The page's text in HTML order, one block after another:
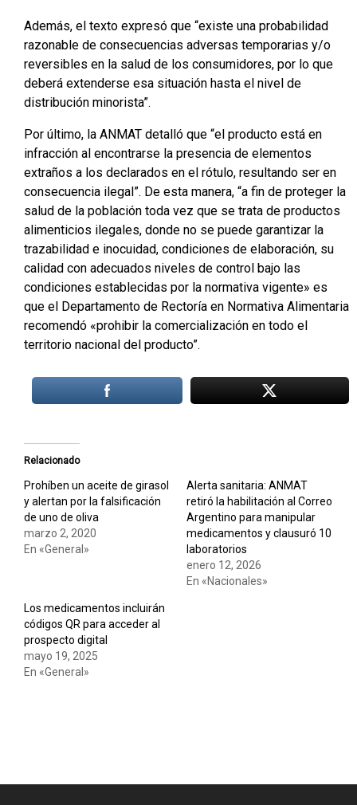
Además, el texto expresó que “existe una probabilidad
razonable de consecuencias adversas temporarias y/o
reversibles en la salud de los consumidores, por lo que
deberá extenderse esa situación hasta el nivel de
distribución minorista”.
Por último, la ANMAT detalló que “el producto está en
infracción al encontrarse la presencia de elementos
extraños a los declarados en el rótulo, resultando ser en
consecuencia ilegal”. De esta manera, “a fin de proteger la
salud de la población toda vez que se trata de productos
alimenticios ilegales, donde no se puede garantizar la
trazabilidad e inocuidad, condiciones de elaboración, su
calidad con adecuados niveles de control bajo las
condiciones establecidas por la normativa vigente» es
que el Departamento de Rectoría en Normativa Alimentaria
recomendó «prohibir la comercialización en todo el
territorio nacional del producto”.
Relacionado
Prohíben un aceite de girasol
y alertan por la falsificación
de uno de oliva
marzo 2, 2020
En «General»
Alerta sanitaria: ANMAT
retiró la habilitación al Correo
Argentino para manipular
medicamentos y clausuró 10
laboratorios
enero 12, 2026
En «Nacionales»
Los medicamentos incluirán
códigos QR para acceder al
prospecto digital
mayo 19, 2025
En «General»